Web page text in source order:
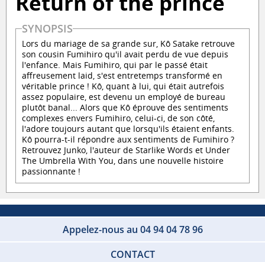
SYNOPSIS
Lors du mariage de sa grande sur, Kô Satake retrouve
son cousin Fumihiro qu'il avait perdu de vue depuis
l'enfance. Mais Fumihiro, qui par le passé était
affreusement laid, s'est entretemps transformé en
véritable prince ! Kô, quant à lui, qui était autrefois
assez populaire, est devenu un employé de bureau
plutôt banal... Alors que Kô éprouve des sentiments
complexes envers Fumihiro, celui-ci, de son côté,
l'adore toujours autant que lorsqu'ils étaient enfants.
Kô pourra-t-il répondre aux sentiments de Fumihiro ?
Retrouvez Junko, l'auteur de Starlike Words et Under
The Umbrella With You, dans une nouvelle histoire
passionnante !
Appelez-nous au 04 94 04 78 96
CONTACT